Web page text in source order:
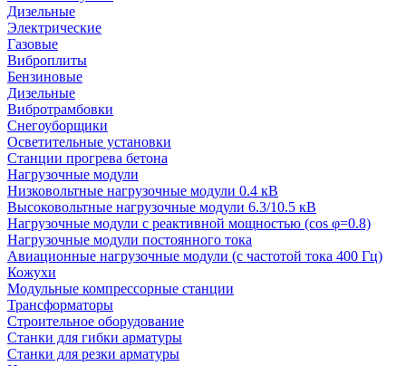
Дизельные
Электрические
Газовые
Виброплиты
Бензиновые
Дизельные
Вибротрамбовки
Снегоуборщики
Осветительные установки
Станции прогрева бетона
Нагрузочные модули
Низковольтные нагрузочные модули 0.4 кВ
Высоковольтные нагрузочные модули 6.3/10.5 кВ
Нагрузочные модули с реактивной мощностью (cos φ=0.8)
Нагрузочные модули постоянного тока
Авиационные нагрузочные модули (с частотой тока 400 Гц)
Кожухи
Модульные компрессорные станции
Трансформаторы
Строительное оборудование
Станки для гибки арматуры
Станки для резки арматуры